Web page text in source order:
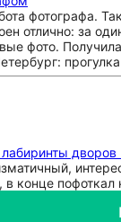
фотографа.
отлично: за
фото. Получила
конце